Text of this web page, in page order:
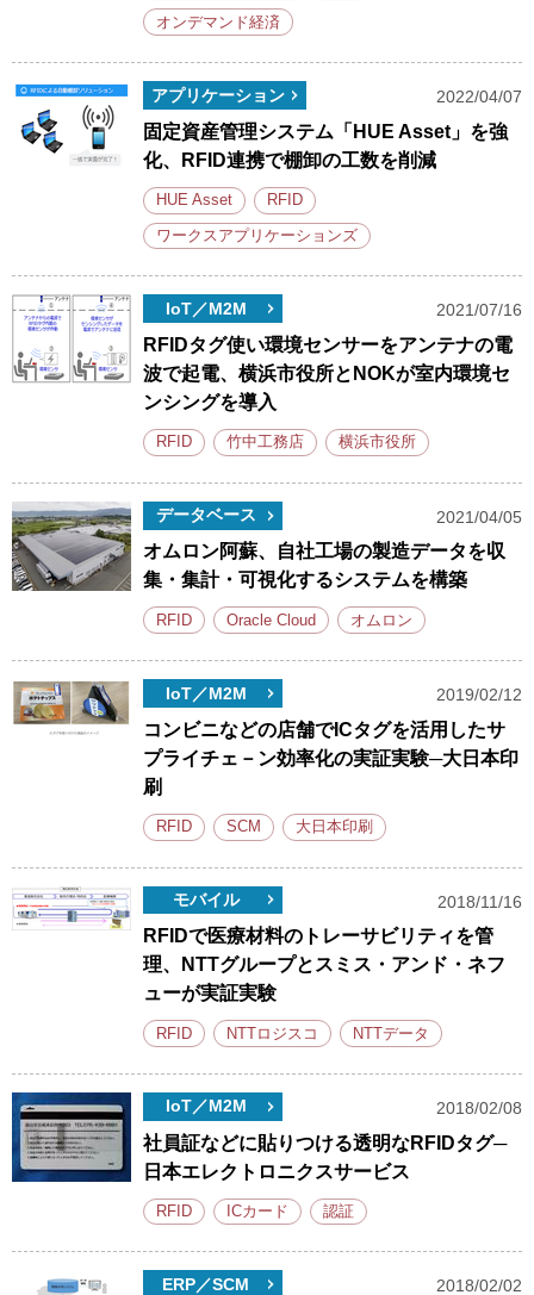
オンデマンド経済
アプリケーション 2022/04/07
固定資産管理システム「HUE Asset」を強
化、RFID連携で棚卸の工数を削減
HUE Asset RFID
ワークスアプリケーションズ
IoT／M2M 2021/07/16
RFIDタグ使い環境センサーをアンテナの電
波で起電、横浜市役所とNOKが室内環境セ
ンシングを導入
RFID 竹中工務店 横浜市役所
データベース 2021/04/05
オムロン阿蘇、自社工場の製造データを収
集・集計・可視化するシステムを構築
RFID Oracle Cloud オムロン
IoT／M2M 2019/02/12
コンビニなどの店舗でICタグを活用したサ
プライチェ－ン効率化の実証実験─大日本印
刷
RFID SCM 大日本印刷
モバイル 2018/11/16
RFIDで医療材料のトレーサビリティを管
理、NTTグループとスミス・アンド・ネフ
ューが実証実験
RFID NTTロジスコ NTTデータ
IoT／M2M 2018/02/08
社員証などに貼りつける透明なRFIDタグ─
日本エレクトロニクスサービス
RFID ICカード 認証
ERP／SCM 2018/02/02